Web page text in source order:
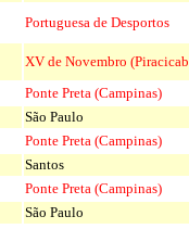
Portuguesa de Desportos
XV de Novembro
Ponte Preta (Campinas)
São Paulo
Ponte Preta (Campinas)
Santos
Ponte Preta (Campinas)
São Paulo